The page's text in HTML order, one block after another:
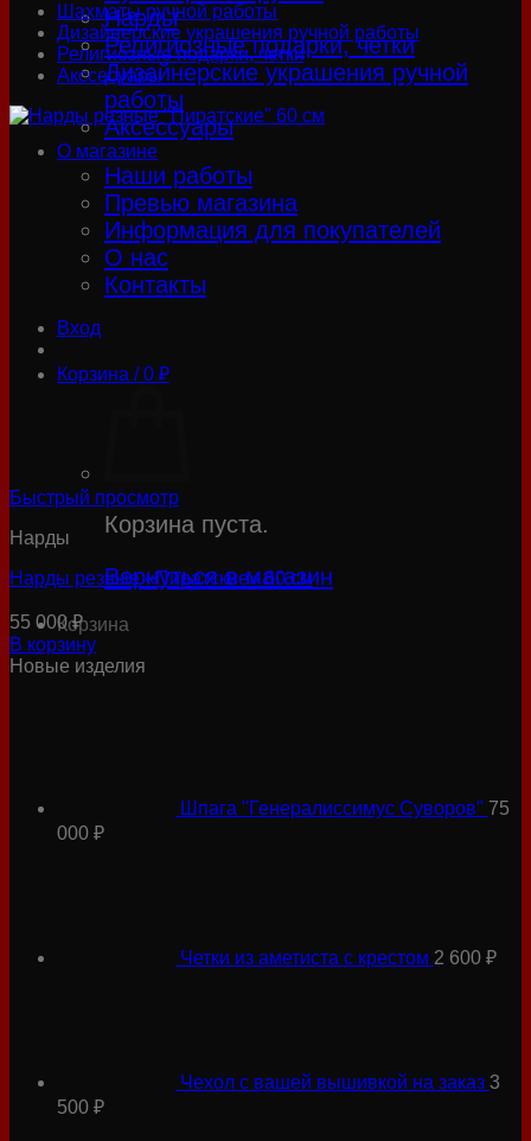
Нарды
Религиозные подарки, четки
Дизайнерские украшения ручной
работы
Аксессуары
О магазине
Наши работы
Превью магазина
Информация для покупателей
О нас
Контакты
Вход
Корзина /0 ₽
Корзина пуста.
Вернуться в магазин
Корзина
Шахматы ручной работы
Дизайнерские украшения ручной работы
Религиозные подарки, четки
Акссесуары
Быстрый просмотр
Нарды
Нарды резные «Пиратские» 60 см
55 000₽
В корзину
Новые изделия
Шпага "Генералиссимус Суворов" 75
000 ₽
Четки из аметиста с крестом 2 600 ₽
Чехол с вашей вышивкой на заказ 3
500 ₽